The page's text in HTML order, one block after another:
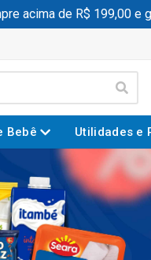
de R$ 199,00 e ganhe
Bebê Utilidades e